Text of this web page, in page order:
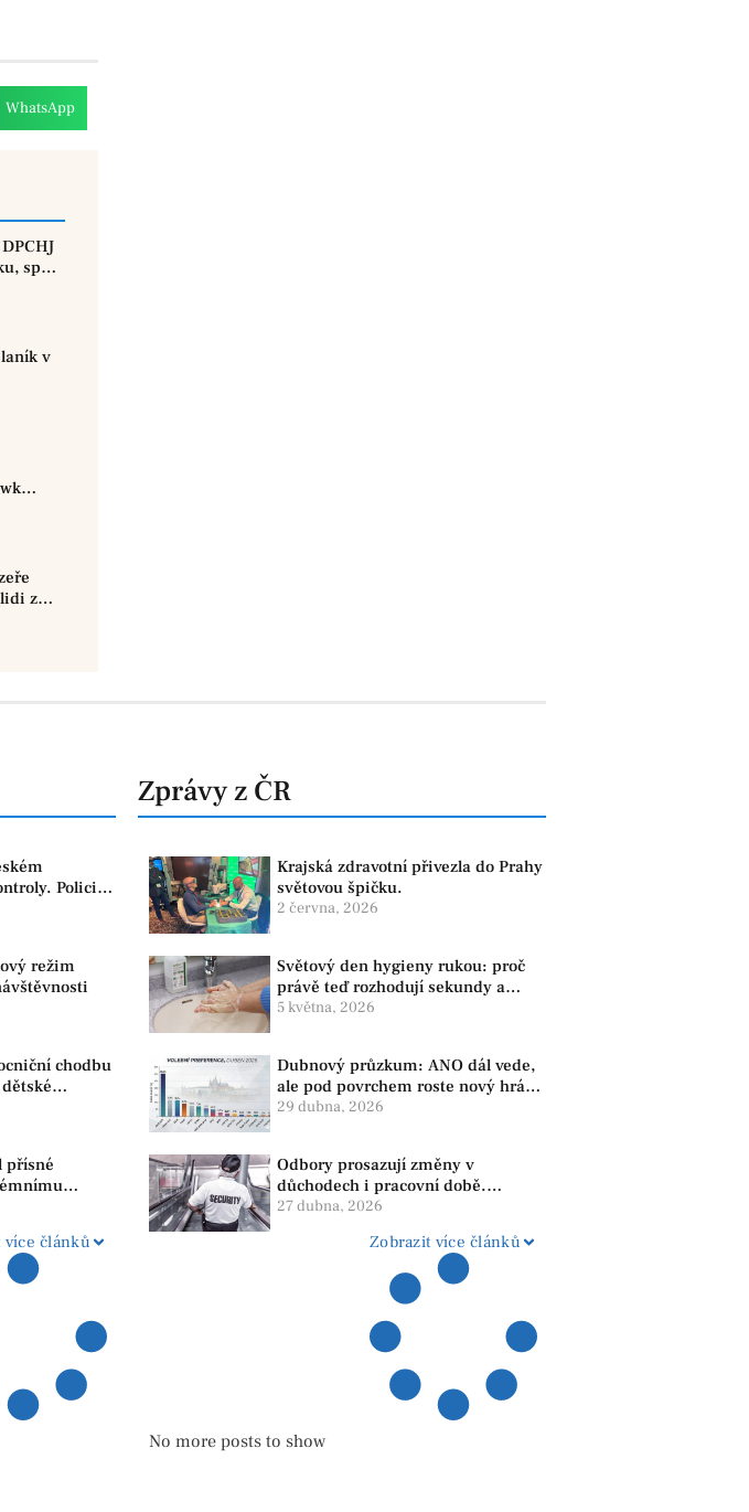
WhatsApp
sport
v
z
se
Policie
i ochranu
režim
chodbu
přísné
i
více článků
Zprávy z ČR
Krajská zdravotní přivezla do Prahy
světovou špičku.
2 června, 2026
Světový den hygieny rukou: proč
právě teď rozhodují sekundy a
správné mytí rukou
5 května, 2026
Dubnový průzkum: ANO dál vede,
ale pod povrchem roste nový hráč.
Strana PRO se drží nejvýš mezi
29 dubna, 2026
Odbory prosazují změny v
důchodech i pracovní době.
Dopady pocítí i lidé v našem
27 dubna, 2026
Zobrazit více článků
No more posts to show